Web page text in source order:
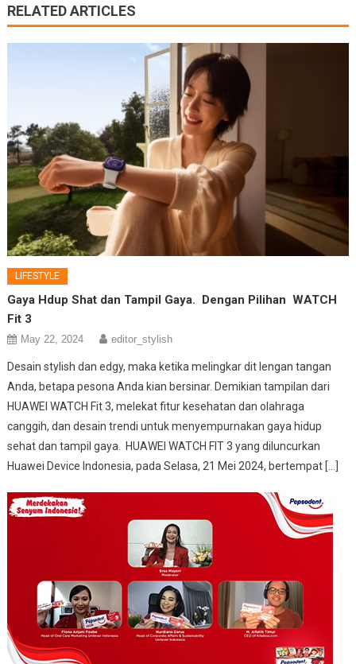
RELATED ARTICLES
LIFESTYLE
Gaya Hdup Shat dan Tampil Gaya. Dengan Pilihan WATCH
Fit 3
May 22, 2024 editor_stylish
Desain stylish dan edgy, maka ketika melingkar dit lengan tangan
Anda, betapa pesona Anda kian bersinar. Demikian tampilan dari
HUAWEI WATCH Fit 3, melekat fitur kesehatan dan olahraga
canggih, dan desain trendi untuk menyempurnakan gaya hidup
sehat dan tampil gaya. HUAWEI WATCH FIT 3 yang diluncurkan
Huawei Device Indonesia, pada Selasa, 21 Mei 2024, bertempat […]